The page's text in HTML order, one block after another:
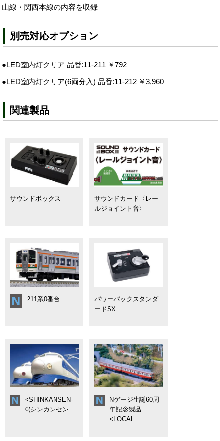
山線・関西本線の内容を収録
別売対応オプション
●LED室内灯クリア 品番:11-211 ￥792
●LED室内灯クリア(6両分入) 品番:11-212 ￥3,960
関連製品
サウンドボックス
サウンドカード〈レー
ルジョイント音〉
211系0番台
パワーパックスタンダ
ードSX
<SHINKANSEN-
0(シンカンセン...
Nゲージ生誕60周
年記念製品
<LOCAL...